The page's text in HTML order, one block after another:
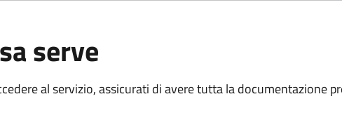
serve
al servizio, assicurati di avere tutta la documentazione